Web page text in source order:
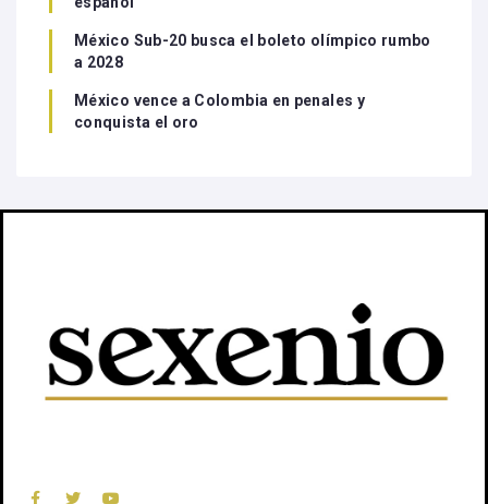
México Sub-20 busca el boleto olímpico rumbo
a 2028
México vence a Colombia en penales y
conquista el oro